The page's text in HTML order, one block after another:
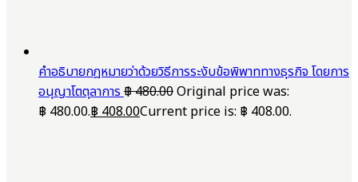
คำอธิบายกฎหมายว่าด้วยวิธีการระงับข้อพิพาททางธุรกิจ โดยการ
อนุญาโตตุลาการ฿480.00Original price was:
฿ 480.00.฿408.00Current price is: ฿ 408.00.